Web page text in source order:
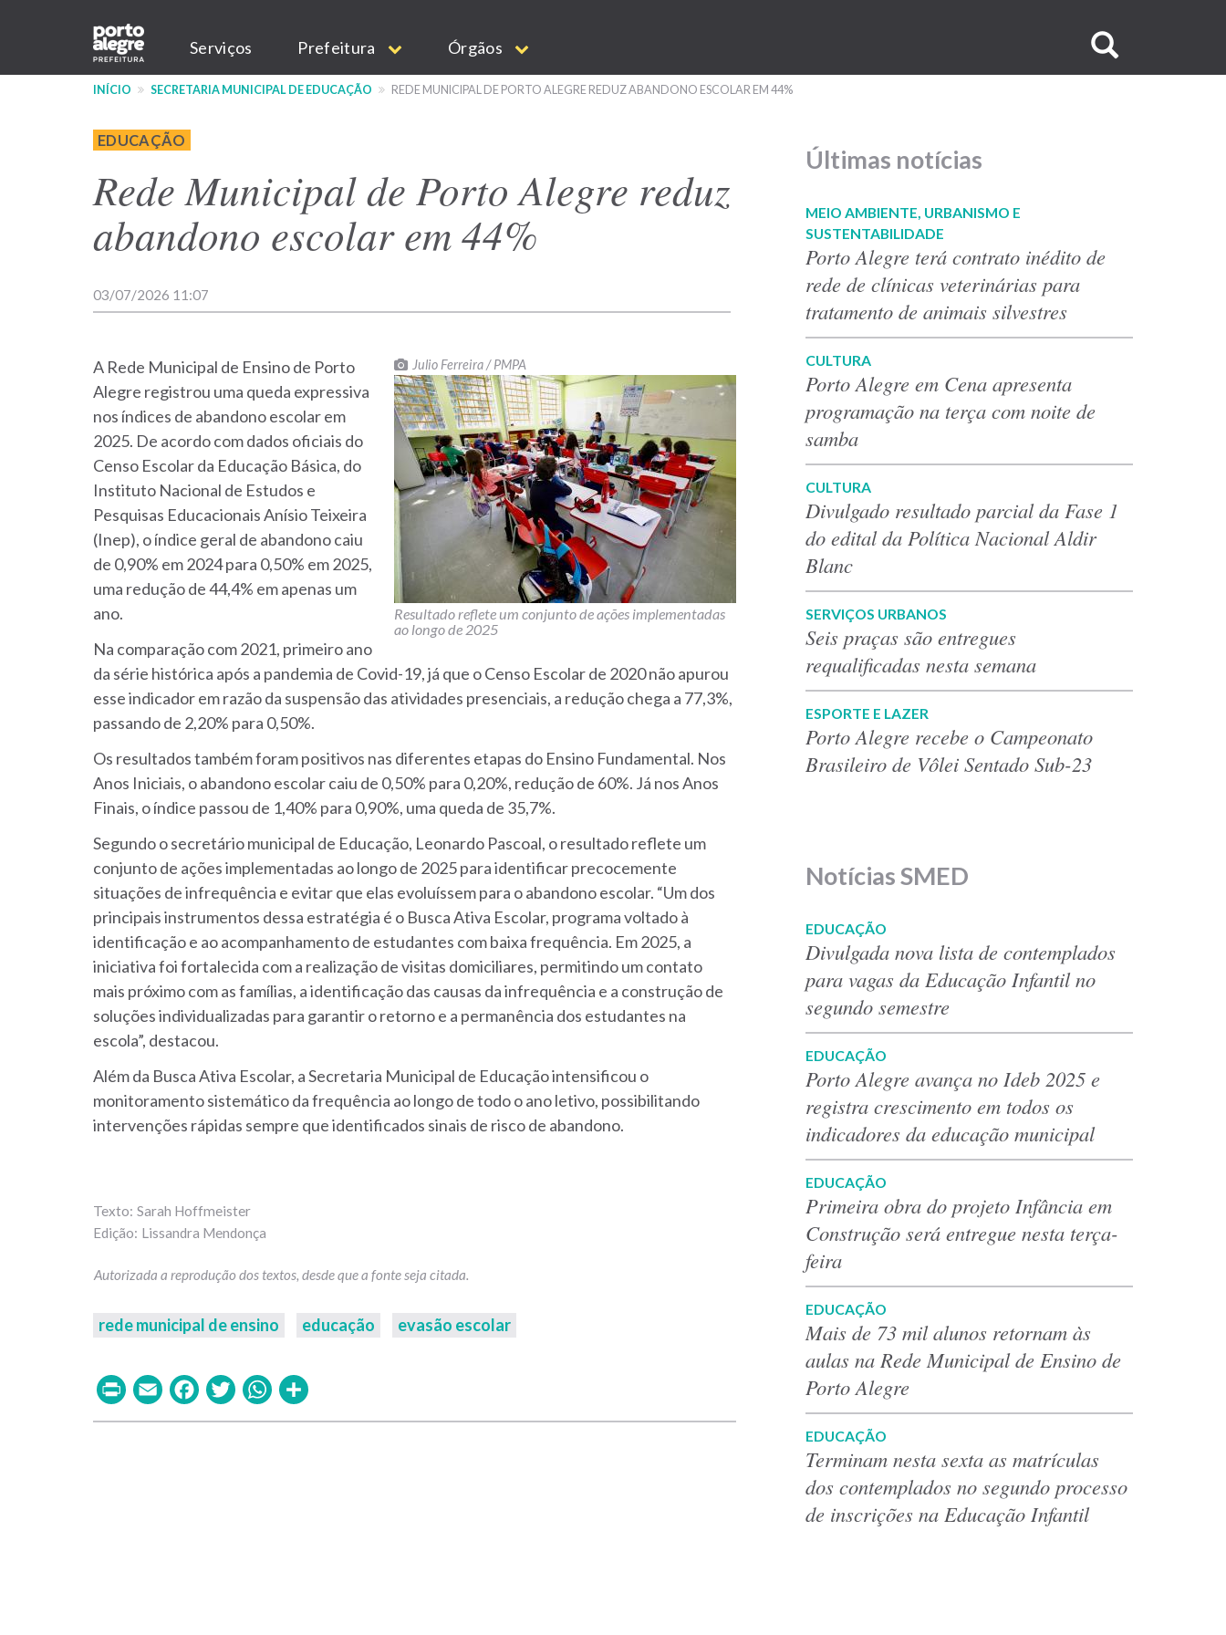
conteúdo
Main
navigation
Serviços Prefeitura Órgãos
no
INÍCIO SECRETARIA MUNICIPAL DE EDUCAÇÃO REDE MUNICIPAL DE PORTO ALEGRE REDUZ ABANDONO ESCOLAR EM 44%
EDUCAÇÃO
Rede Municipal de Porto Alegre reduz
abandono escolar em 44%
03/07/2026 11:07
Julio Ferreira / PMPA
Resultado reflete um conjunto de ações implementadas
ao longo de 2025
A Rede Municipal de Ensino de Porto
Alegre registrou uma queda expressiva
nos índices de abandono escolar em
2025. De acordo com dados oficiais do
Censo Escolar da Educação Básica, do
Instituto Nacional de Estudos e
Pesquisas Educacionais Anísio Teixeira
(Inep), o índice geral de abandono caiu
de 0,90% em 2024 para 0,50% em 2025,
uma redução de 44,4% em apenas um
ano.
Na comparação com 2021, primeiro ano
da série histórica após a pandemia de Covid-19, já que o Censo Escolar de 2020 não apurou
esse indicador em razão da suspensão das atividades presenciais, a redução chega a 77,3%,
passando de 2,20% para 0,50%.
Os resultados também foram positivos nas diferentes etapas do Ensino Fundamental. Nos
Anos Iniciais, o abandono escolar caiu de 0,50% para 0,20%, redução de 60%. Já nos Anos
Finais, o índice passou de 1,40% para 0,90%, uma queda de 35,7%.
Segundo o secretário municipal de Educação, Leonardo Pascoal, o resultado reflete um
conjunto de ações implementadas ao longo de 2025 para identificar precocemente
situações de infrequência e evitar que elas evoluíssem para o abandono escolar. “Um dos
principais instrumentos dessa estratégia é o Busca Ativa Escolar, programa voltado à
identificação e ao acompanhamento de estudantes com baixa frequência. Em 2025, a
iniciativa foi fortalecida com a realização de visitas domiciliares, permitindo um contato
mais próximo com as famílias, a identificação das causas da infrequência e a construção de
soluções individualizadas para garantir o retorno e a permanência dos estudantes na
escola”, destacou.
Além da Busca Ativa Escolar, a Secretaria Municipal de Educação intensificou o
monitoramento sistemático da frequência ao longo de todo o ano letivo, possibilitando
intervenções rápidas sempre que identificados sinais de risco de abandono.
Sarah Hoffmeister
Lissandra Mendonça
rede municipal de ensino educação evasão escolar
PrintEmailFacebook
TwitterWhatsApp
Últimas notícias
MEIO AMBIENTE, URBANISMO E
SUSTENTABILIDADE
Porto Alegre terá contrato inédito de
rede de clínicas veterinárias para
tratamento de animais silvestres
CULTURA
Porto Alegre em Cena apresenta
programação na terça com noite de
samba
CULTURA
Divulgado resultado parcial da Fase 1
do edital da Política Nacional Aldir
Blanc
SERVIÇOS URBANOS
Seis praças são entregues
requalificadas nesta semana
ESPORTE E LAZER
Porto Alegre recebe o Campeonato
Brasileiro de Vôlei Sentado Sub-23
Notícias SMED
EDUCAÇÃO
Divulgada nova lista de contemplados
para vagas da Educação Infantil no
segundo semestre
EDUCAÇÃO
Porto Alegre avança no Ideb 2025 e
registra crescimento em todos os
indicadores da educação municipal
EDUCAÇÃO
Primeira obra do projeto Infância em
Construção será entregue nesta terça-
feira
EDUCAÇÃO
Mais de 73 mil alunos retornam às
aulas na Rede Municipal de Ensino de
Porto Alegre
EDUCAÇÃO
Terminam nesta sexta as matrículas
dos contemplados no segundo processo
de inscrições na Educação Infantil